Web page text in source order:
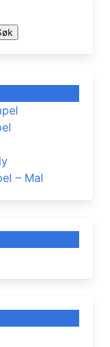
– Mal